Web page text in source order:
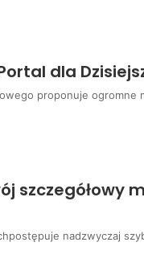
dla
proponuje ogromne
szczegółowy
nadzwyczaj